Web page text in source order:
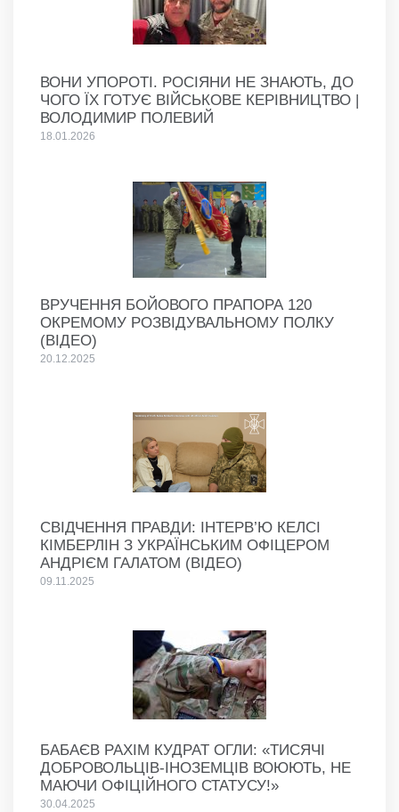
ВОНИ УПОРОТІ. РОСІЯНИ НЕ ЗНАЮТЬ, ДО
ЧОГО ЇХ ГОТУЄ ВІЙСЬКОВЕ КЕРІВНИЦТВО |
ВОЛОДИМИР ПОЛЕВИЙ
18.01.2026
ВРУЧЕННЯ БОЙОВОГО ПРАПОРА 120
ОКРЕМОМУ РОЗВІДУВАЛЬНОМУ ПОЛКУ
(ВІДЕО)
20.12.2025
СВІДЧЕННЯ ПРАВДИ: ІНТЕРВ’Ю КЕЛСІ
КІМБЕРЛІН З УКРАЇНСЬКИМ ОФІЦЕРОМ
АНДРІЄМ ГАЛАТОМ (ВІДЕО)
09.11.2025
БАБАЄВ РАХІМ КУДРАТ ОГЛИ: «ТИСЯЧІ
ДОБРОВОЛЬЦІВ-ІНОЗЕМЦІВ ВОЮЮТЬ, НЕ
МАЮЧИ ОФІЦІЙНОГО СТАТУСУ!»
30.04.2025